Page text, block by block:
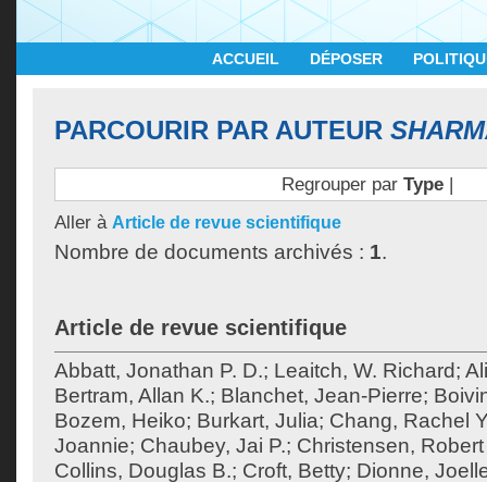
ACCUEIL DÉPOSER
PARCOURIR PAR AUTEUR
Regrouper par Type|
Aller à Article de revue scientifique
Nombre de documents archivés : 1.
Article de revue scientifique
Abbatt, Jonathan P. D.; Leaitch, W. Richard;
Bertram, Allan K.; Blanchet, Jean-Pierre;
Bozem, Heiko; Burkart, Julia; Chang, Rachel
Joannie; Chaubey, Jai P.; Christensen,
Collins, Douglas B.; Croft, Betty; Dionne,